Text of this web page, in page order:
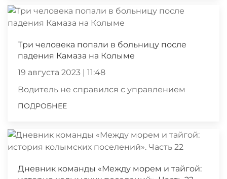
Три человека попали в больницу после
падения Камаза на Колыме
19 августа 2023 | 11:48
Водитель не справился с управлением
ПОДРОБНЕЕ
Дневник команды «Между морем и тайгой: